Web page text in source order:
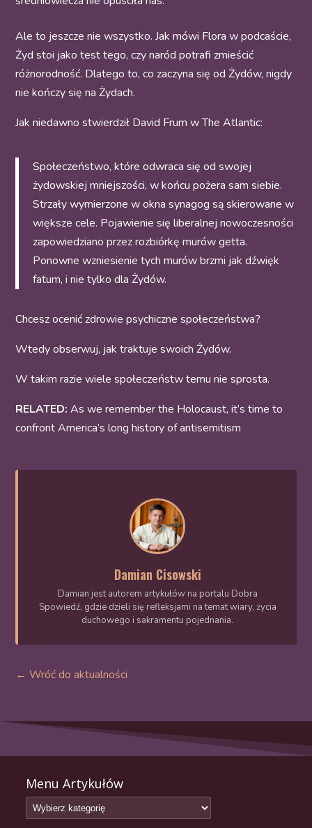
Ale to jeszcze nie wszystko. Jak mówi Flora w podcaście,
Żyd stoi jako test tego, czy naród potrafi zmieścić
różnorodność. Dlatego to, co zaczyna się od Żydów, nigdy
nie kończy się na Żydach.
Jak niedawno stwierdził David Frum w The Atlantic:
Społeczeństwo, które odwraca się od swojej
żydowskiej mniejszości, w końcu pożera sam siebie.
Strzały wymierzone w okna synagog są skierowane w
większe cele. Pojawienie się liberalnej nowoczesności
zapowiedziano przez rozbiórkę murów getta.
Ponowne wzniesienie tych murów brzmi jak dźwięk
fatum, i nie tylko dla Żydów.
Chcesz ocenić zdrowie psychiczne społeczeństwa?
Wtedy obserwuj, jak traktuje swoich Żydów.
W takim razie wiele społeczeństw temu nie sprosta.
RELATED: As we remember the Holocaust, it’s time to
confront America’s long history of antisemitism
Damian Cisowski
Damian jest autorem artykułów na portalu Dobra
Spowiedź, gdzie dzieli się refleksjami na temat wiary, życia
duchowego i sakramentu pojednania.
← Wróć do aktualności
Menu Artykułów